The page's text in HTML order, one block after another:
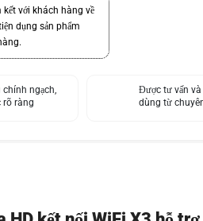
với khách hàng về
dụng sản phẩm
chính ngạch,
rõ ràng
Được tư vấn và
dùng từ